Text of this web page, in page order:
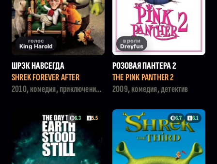
голос
King Harold
ШРЭК НАВСЕГДА
SHREK FOREVER AFTER
2010, комедия, приключения,
в роли
Dreyfus
РОЗОВАЯ ПАНТЕРА 2
THE PINK PANTHER 2
2009, комедия, детектив
6.3 5.5 6.7 6.1